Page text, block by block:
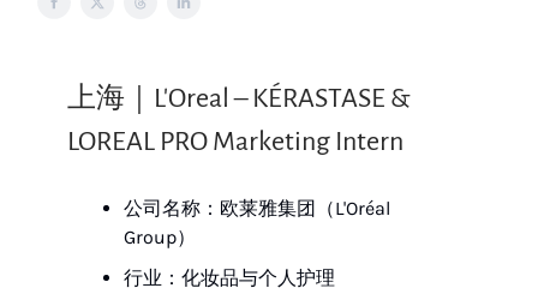
上海｜L'Oreal – KÉRASTASE &
LOREAL PRO Marketing Intern
公司名称：欧莱雅集团（L'Oréal
Group）
行业：化妆品与个人护理